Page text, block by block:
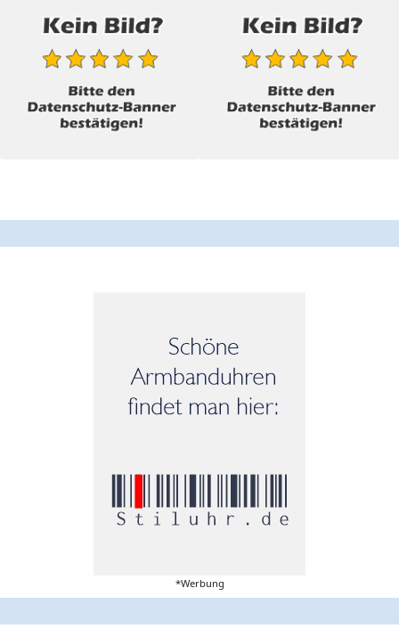
*Werbung